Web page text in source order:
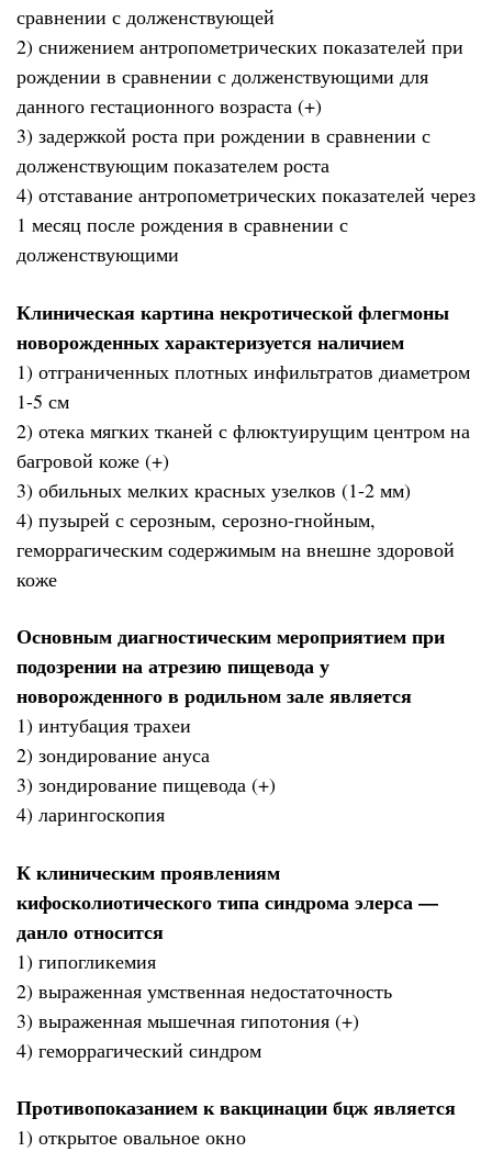
сравнении с долженствующей
2) снижением антропометрических показателей при
рождении в сравнении с долженствующими для
данного гестационного возраста (+)
3) задержкой роста при рождении в сравнении с
долженствующим показателем роста
4) отставание антропометрических показателей через
1 месяц после рождения в сравнении с
долженствующими
Клиническая картина некротической флегмоны
новорожденных характеризуется наличием
1) отграниченных плотных инфильтратов диаметром
1-5 см
2) отека мягких тканей с флюктуирущим центром на
багровой коже (+)
3) обильных мелких красных узелков (1-2 мм)
4) пузырей с серозным, серозно-гнойным,
геморрагическим содержимым на внешне здоровой
коже
Основным диагностическим мероприятием при
подозрении на атрезию пищевода у
новорожденного в родильном зале является
1) интубация трахеи
2) зондирование ануса
3) зондирование пищевода (+)
4) ларингоскопия
К клиническим проявлениям
кифосколиотического типа синдрома элерса —
данло относится
1) гипогликемия
2) выраженная умственная недостаточность
3) выраженная мышечная гипотония (+)
4) геморрагический синдром
Противопоказанием к вакцинации бцж является
1) открытое овальное окно